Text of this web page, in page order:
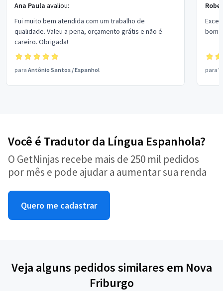
Ana Paula avaliou:
Fui muito bem atendida com um trabalho de
qualidade. Valeu a pena, orçamento grátis e não é
careiro. Obrigada!
para Antônio Santos /Espanhol
bom
para
Você é Tradutor da Língua Espanhola?
O GetNinjas recebe mais de 250 mil pedidos
por mês e pode ajudar a aumentar sua renda
Quero me cadastrar
Veja alguns pedidos similares em Nova
Friburgo